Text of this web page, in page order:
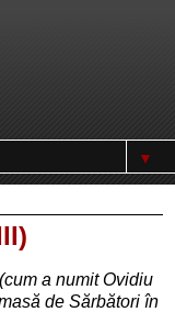
▼
a numitOvidiu
de Sărbători în